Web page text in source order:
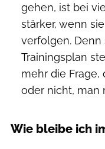
gehen, ist bei
stärker, wenn
verfolgen. Denn
Trainingsplan
mehr die
oder nicht, man
Wie bleibe ich